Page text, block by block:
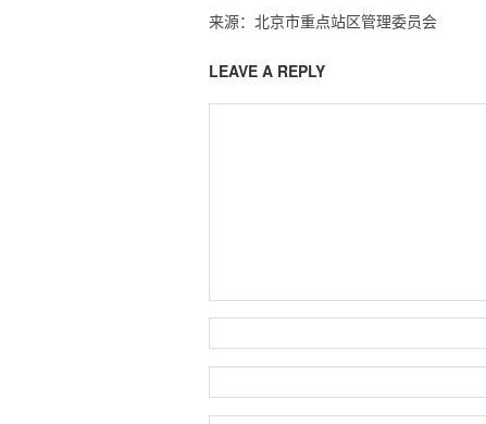
来源：北京市重点站区管理委员会
LEAVE A REPLY